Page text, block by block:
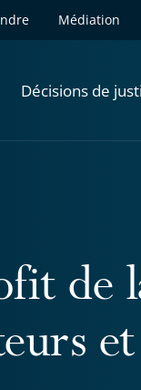
Médiation
Décisions de
de